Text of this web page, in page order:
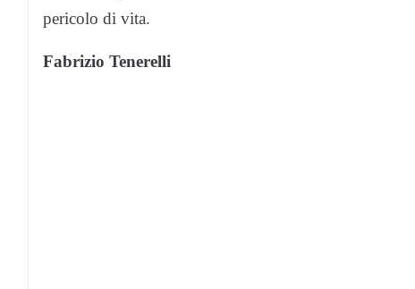
pericolo di vita.
Fabrizio Tenerelli